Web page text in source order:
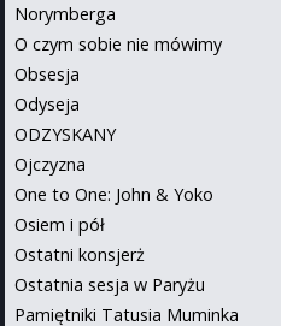
Norymberga
O czym sobie nie mówimy
Obsesja
Odyseja
ODZYSKANY
Ojczyzna
One to One: John & Yoko
Osiem i pół
Ostatni konsjerż
Ostatnia sesja w Paryżu
Pamiętniki Tatusia Muminka